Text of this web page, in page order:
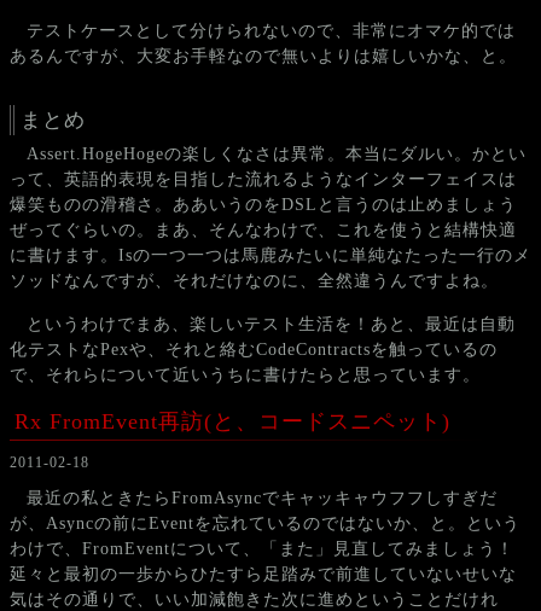
テストケースとして分けられないので、非常にオマケ的では
あるんですが、大変お手軽なので無いよりは嬉しいかな、と。
まとめ
Assert.HogeHogeの楽しくなさは異常。本当にダルい。かとい
って、英語的表現を目指した流れるようなインターフェイスは
爆笑ものの滑稽さ。ああいうのをDSLと言うのは止めましょう
ぜってぐらいの。まあ、そんなわけで、これを使うと結構快適
に書けます。Isの一つ一つは馬鹿みたいに単純なたった一行のメ
ソッドなんですが、それだけなのに、全然違うんですよね。
というわけでまあ、楽しいテスト生活を！あと、最近は自動
化テストなPexや、それと絡むCodeContractsを触っているの
で、それらについて近いうちに書けたらと思っています。
Rx FromEvent再訪(と、コードスニペット)
2011-02-18
最近の私ときたらFromAsyncでキャッキャウフフしすぎだ
が、Asyncの前にEventを忘れているのではないか、と。という
わけで、FromEventについて、「また」見直してみましょう！
延々と最初の一歩からひたすら足踏みで前進していないせいな
気はその通りで、いい加減飽きた次に進めということだけれ